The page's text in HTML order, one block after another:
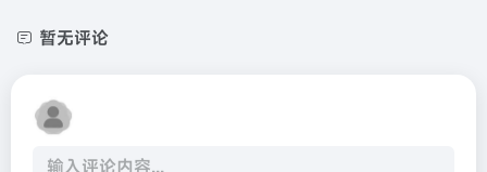
暂无评论